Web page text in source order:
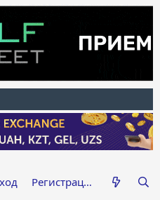
Регистрация